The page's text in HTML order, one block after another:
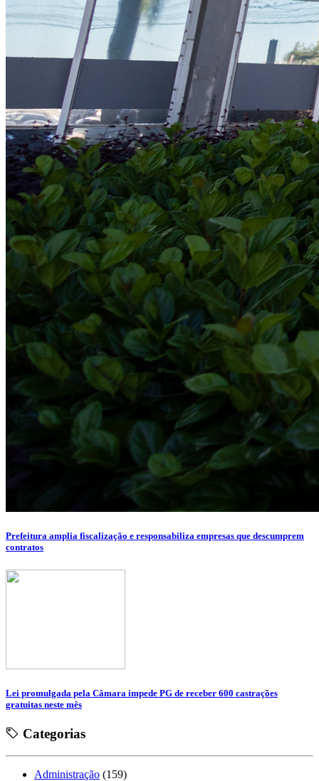
Prefeitura amplia fiscalização e responsabiliza empresas que descumprem
contratos
Lei promulgada pela Câmara impede PG de receber 600 castrações
gratuitas neste mês
Categorias
Administração (159)